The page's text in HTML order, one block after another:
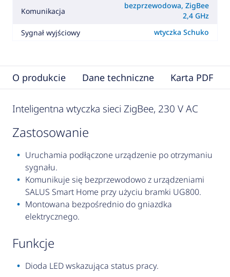
Komunikacja
bezprzewodowa, ZigBee
2,4 GHz
Sygnał wyjściowy
wtyczka Schuko
O produkcie Dane techniczne Karta PDF
Inteligentna wtyczka sieci ZigBee, 230 V AC
zastosowanie
Uruchamia podłączone urządzenie po otrzymaniu
sygnału.
Komunikuje się bezprzewodowo z urządzeniami
SALUS Smart Home przy użyciu bramki UG800.
Montowana bezpośrednio do gniazdka
elektrycznego.
funkcje
Dioda LED wskazująca status pracy.